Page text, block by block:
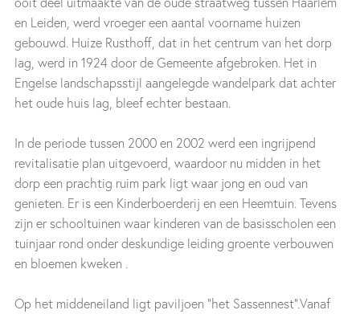
en Leiden, werd vroeger een aantal voorname huizen
gebouwd. Huize Rusthoff, dat in het centrum van het dorp
lag, werd in 1924 door de Gemeente afgebroken. Het in
Engelse landschapsstijl aangelegde wandelpark dat achter
het oude huis lag, bleef echter bestaan.
In de periode tussen 2000 en 2002 werd een ingrijpend
revitalisatie plan uitgevoerd, waardoor nu midden in het
dorp een prachtig ruim park ligt waar jong en oud van
genieten. Er is een Kinderboerderij en een Heemtuin. Tevens
zijn er schooltuinen waar kinderen van de basisscholen een
tuinjaar rond onder deskundige leiding groente verbouwen
en bloemen kweken .
Op het middeneiland ligt paviljoen “het Sassennest”.Vanaf